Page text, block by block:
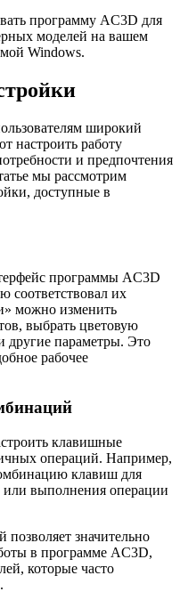
программу AC3D для
моделей на вашем
Windows.
широкий
настроить работу
и предпочтения
мы рассмотрим
доступные в
программы AC3D
соответствовал их
можно изменить
выбрать цветовую
другие параметры. Это
рабочее
клавишные
операций. Например,
клавиш для
или выполнения операции
значительно
в программе AC3D,
которые часто